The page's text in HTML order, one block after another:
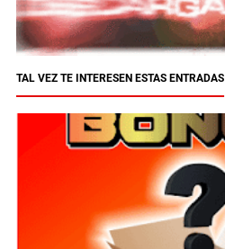
TAL VEZ TE INTERESEN ESTAS ENTRADAS